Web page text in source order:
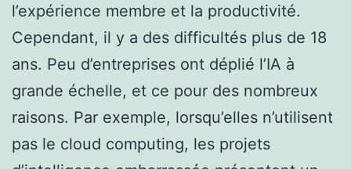
l’expérience membre et la productivité.
Cependant, il y a des difficultés plus de 18
ans. Peu d’entreprises ont déplié l’IA à
grande échelle, et ce pour des nombreux
raisons. Par exemple, lorsqu’elles n’utilisent
pas le cloud computing, les projets